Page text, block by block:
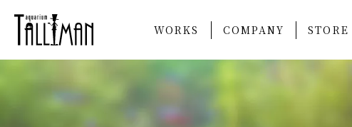
WORKS COMPANY STORE